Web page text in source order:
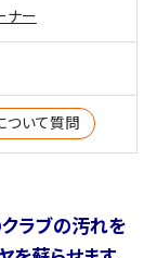
ナー
ついて質問
クラブの汚れを